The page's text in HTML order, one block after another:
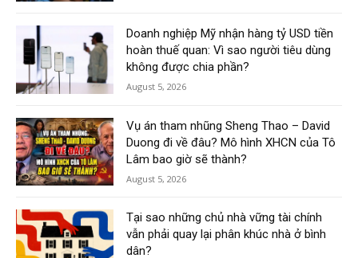
Doanh nghiệp Mỹ nhận hàng tỷ USD tiền
hoàn thuế quan: Vì sao người tiêu dùng
không được chia phần?
August 5, 2026
Vụ án tham nhũng Sheng Thao – David
Duong đi về đâu? Mô hình XHCN của Tô
Lâm bao giờ sẽ thành?
August 5, 2026
Tại sao những chủ nhà vững tài chính
vẫn phải quay lại phân khúc nhà ở bình
dân?